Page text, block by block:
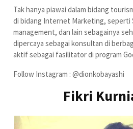
Tak hanya piawai dalam bidang
di bidang Internet Marketing, seperti
management, dan lain sebagainya
dipercaya sebagai konsultan di
aktif sebagai fasilitator di program
Follow Instagram : @dionkobayashi
Fikri